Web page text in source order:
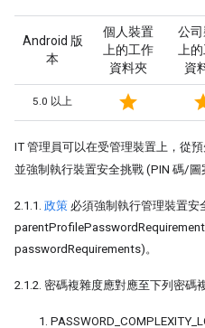
Android 版
本
個人裝置
上的工作
資料夾
公
上
資
5.0 以上 star
IT 管理員可以在受管理裝置上，從
並強制執行裝置安全挑戰 (PIN 碼/圖
2.1.1. 政策 必須強制執行管理裝置安
passwordRequirements)。
2.1.2. 密碼複雜度應對應至下列密碼